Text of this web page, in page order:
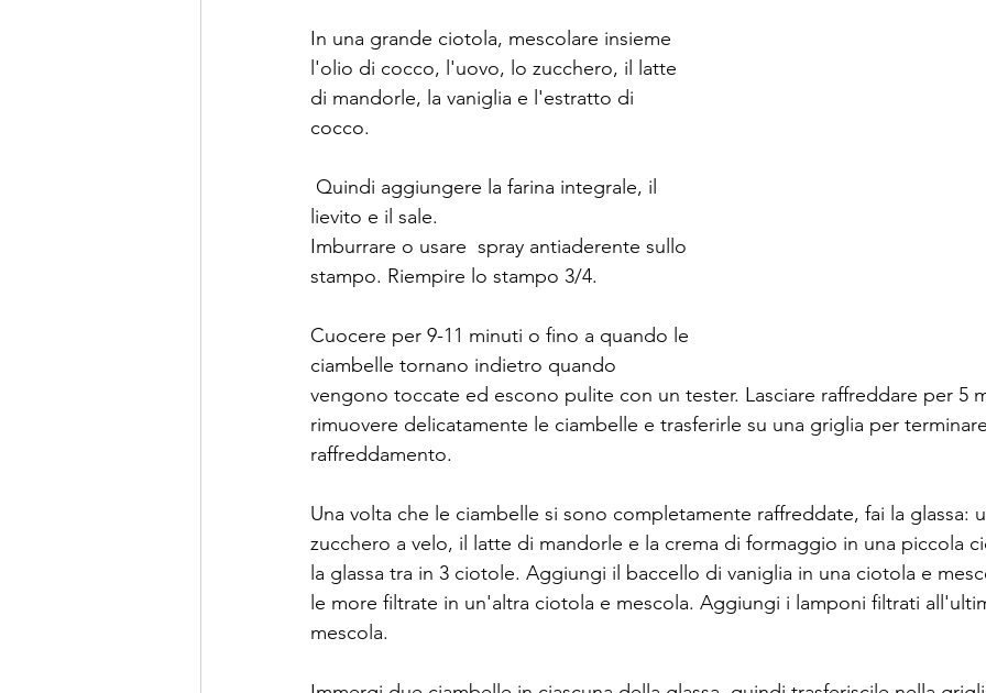
In una grande ciotola, mescolare insieme
l'olio di cocco, l'uovo, lo zucchero, il latte
di mandorle, la vaniglia e l'estratto di
cocco.
lievito e il sale.
Imburrare o usare  spray antiaderente sullo
stampo. Riempire lo stampo 3/4.
Cuocere per 9-11 minuti o fino a quando le
ciambelle tornano indietro quando
vengono toccate ed escono pulite con un tester. Lasciare raffreddare per 5
rimuovere delicatamente le ciambelle e trasferirle su una griglia per
raffreddamento.
Una volta che le ciambelle si sono completamente raffreddate, fai la glassa:
zucchero a velo, il latte di mandorle e la crema di formaggio in una piccola
la glassa tra in 3 ciotole. Aggiungi il baccello di vaniglia in una ciotola e
le more filtrate in un'altra ciotola e mescola. Aggiungi i lamponi filtrati
mescola.